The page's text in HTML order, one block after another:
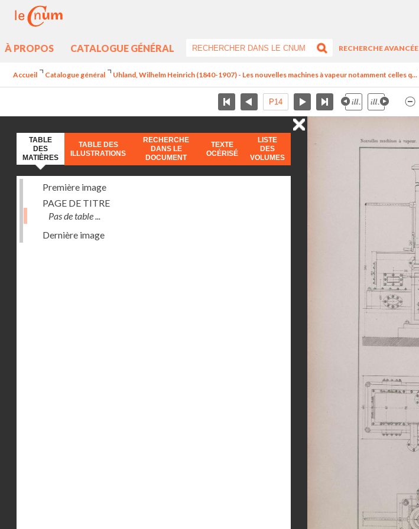
À PROPOS CATALOGUE GÉNÉRAL
RECHERCHE AVANCÉE
Accueil Catalogue général Uhland, Wilhelm Heinrich (1840-1907) - Les nouvelles machines à vapeur notamment celles q...
TABLE
DES
MATIÈRES
TABLE DES
ILLUSTRATIONS
RECHERCHE
DANS LE
DOCUMENT
TEXTE
OCÉRISÉ
LISTE
DES
VOLUMES
Première image
PAGE DE TITRE
Pas de table ...
Dernière image